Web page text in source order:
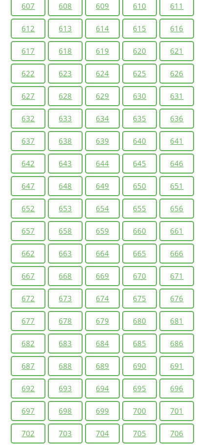
607 608 609 610 611
612 613 614 615 616
617 618 619 620 621
622 623 624 625 626
627 628 629 630 631
632 633 634 635 636
637 638 639 640 641
642 643 644 645 646
647 648 649 650 651
652 653 654 655 656
657 658 659 660 661
662 663 664 665 666
667 668 669 670 671
672 673 674 675 676
677 678 679 680 681
682 683 684 685 686
687 688 689 690 691
692 693 694 695 696
697 698 699 700 701
702 703 704 705 706